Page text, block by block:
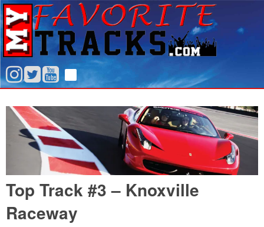
Top Track #3 – Knoxville
Raceway